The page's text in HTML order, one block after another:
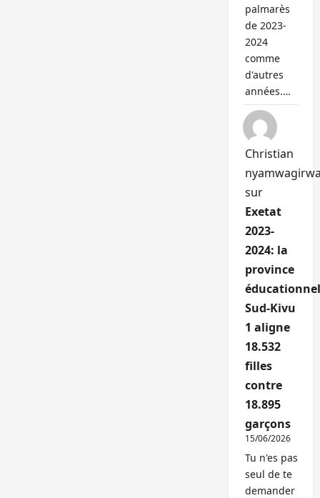
palmarès
de 2023-
2024
comme
d'autres
années.…
Christian
sur
Exetat
2023-
2024: la
province
Sud-Kivu
1 aligne
18.532
filles
contre
18.895
garçons
15/06/2026
Tu n'es pas
seul de te
demander